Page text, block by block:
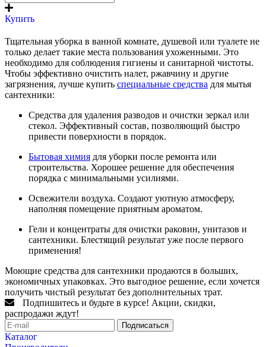
Купить
Тщательная уборка в ванной комнате, душевой или туалете не
только делает такие места пользования ухоженными. Это
необходимо для соблюдения гигиены и санитарной чистоты.
Чтобы эффективно очистить налет, ржавчину и другие
загрязнения, лучше купить специальные средства для мытья
сантехники:
Средства для удаления разводов и очистки зеркал или
стекол. Эффективный состав, позволяющий быстро
привести поверхности в порядок.
Бытовая химия для уборки после ремонта или
строительства. Хорошее решение для обеспечения
порядка с минимальными усилиями.
Освежители воздуха. Создают уютную атмосферу,
наполняя помещение приятным ароматом.
Гели и концентраты для очистки раковин, унитазов и
сантехники. Блестящий результат уже после первого
применения!
Моющие средства для сантехники продаются в больших,
экономичных упаковках. Это выгодное решение, если хочется
получить чистый результат без дополнительных трат.
Подпишитесь и будьте в курсе! Акции, скидки,
распродажи ждут!
Подписаться
Каталог